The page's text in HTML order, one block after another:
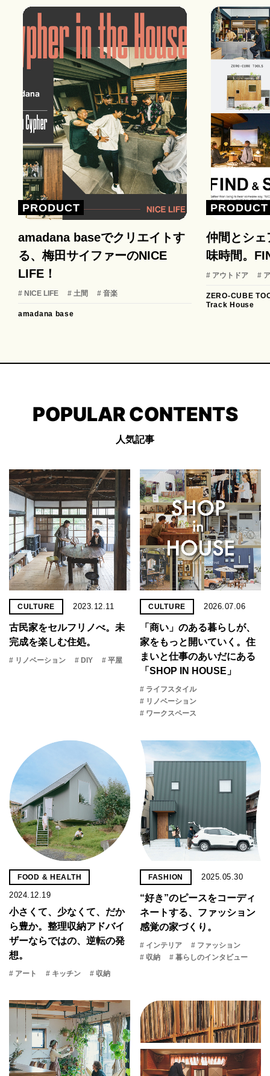
PRODUCT
amadana baseでクリエイトす
る、梅田サイファーのNICE
LIFE！
# NICE LIFE # 土間 # 音楽
amadana base
PRODUCT
仲間とシェ
味時間。
# アウトドア #
ZERO-CUBE
Track House
POPULAR CONTENTS
人気記事
CULTURE 2023.12.11
古民家をセルフリノべ。未
完成を楽しむ住処。
# リノベーション # DIY # 平屋
CULTURE 2026.07.06
「商い」の​ある​暮らしが、​
家を​もっと​開いていく。​住
まいと​仕事の​あいだに​ある​
「SHOP IN HOUSE」
# ライフスタイル
# リノベーション
# ワークスペース
FOOD & HEALTH
2024.12.19
小さくて、少なくて、だか
ら豊か。整理収納アドバイ
ザーならではの、逆転の発
想。
# アート # キッチン # 収納
FASHION 2025.05.30
“好き”のピースをコーディ
ネートする、ファッション
感覚の家づくり。
# インテリア
# ファッション
# 収納
# 暮らしのインタビュー